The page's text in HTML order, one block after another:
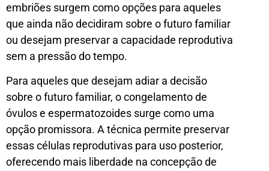
embriões surgem como opções para aqueles
que ainda não decidiram sobre o futuro familiar
ou desejam preservar a capacidade reprodutiva
sem a pressão do tempo.
Para aqueles que desejam adiar a decisão
sobre o futuro familiar, o congelamento de
óvulos e espermatozoides surge como uma
opção promissora. A técnica permite preservar
essas células reprodutivas para uso posterior,
oferecendo mais liberdade na concepção de